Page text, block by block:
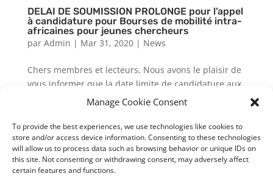
Manage Cookie Consent
To provide the best experiences, we use technologies like cookies to
store and/or access device information. Consenting to these technologies
will allow us to process data such as browsing behavior or unique IDs on
this site. Not consenting or withdrawing consent, may adversely affect
certain features and functions.
DELAI DE SOUMISSION PROLONGE pour l’appel
à candidature pour Bourses de mobilité intra-
africaines pour jeunes chercheurs
par Admin | Mar 31, 2020| News
Chers membres et lecteurs, Nous avons le plaisir de
vous informer que la date limite de candidature aux
bourses de mobilité intra-africaine au titre de 2020
pour les jeunes chercheurs, préalablement fixée au
31 mars 2020, est reportée en raison de la pandémie
mondiale...